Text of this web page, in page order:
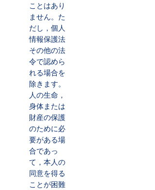
ことはあり
ません。た
だし，個人
情報保護法
その他の法
令で認めら
れる場合を
除きます。
人の生命，
身体または
財産の保護
のために必
要がある場
合であっ
て，本人の
同意を得る
ことが困難